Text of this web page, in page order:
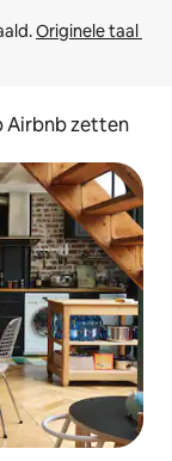
Originele taal
Airbnb zetten